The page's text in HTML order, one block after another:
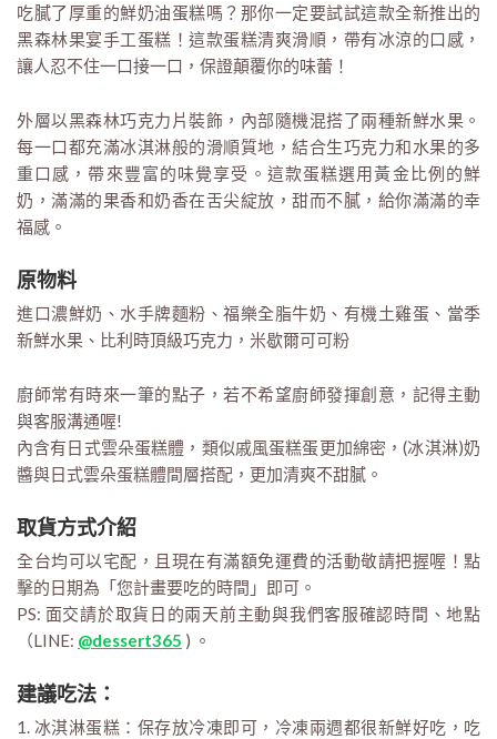
吃膩了厚重的鮮奶油蛋糕嗎？那你一定要試試這款全新推出的
黑森林果宴手工蛋糕！這款蛋糕清爽滑順，帶有冰涼的口感，
讓人忍不住一口接一口，保證顛覆你的味蕾！
外層以黑森林巧克力片裝飾，內部隨機混搭了兩種新鮮水果。
每一口都充滿冰淇淋般的滑順質地，結合生巧克力和水果的多
重口感，帶來豐富的味覺享受。這款蛋糕選用黃金比例的鮮
奶，滿滿的果香和奶香在舌尖綻放，甜而不膩，給你滿滿的幸
福感。
原物料
進口濃鮮奶、水手牌麵粉、福樂全脂牛奶、有機土雞蛋、當季
新鮮水果、比利時頂級巧克力，米歇爾可可粉
廚師常有時來一筆的點子，若不希望廚師發揮創意，記得主動
與客服溝通喔!
內含有日式雲朵蛋糕體，類似戚風蛋糕蛋更加綿密，(冰淇淋)奶
醬與日式雲朵蛋糕體間層搭配，更加清爽不甜膩。
取貨方式介紹
全台均可以宅配，且現在有滿額免運費的活動敬請把握喔！點
擊的日期為「您計畫要吃的時間」即可。
PS: 面交請於取貨日的兩天前主動與我們客服確認時間、地點
（LINE: @dessert365 ) 。
建議吃法：
1. 冰淇淋蛋糕：保存放冷凍即可，冷凍兩週都很新鮮好吃，吃